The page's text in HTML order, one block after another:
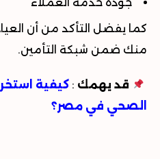
كما يفضل التأكد من أن
منك ضمن شبكة التأمين.
قد يهمك : كيفية
الصحي في مصر؟